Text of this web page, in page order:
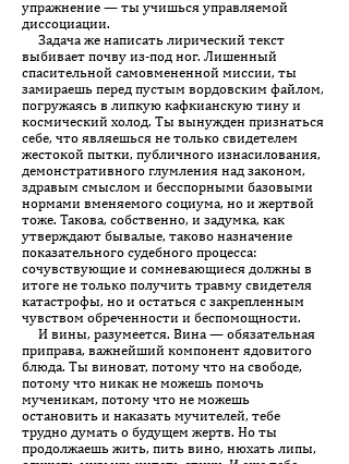
упражнение — ты учишься управляемой
диссоциации.
Задача же написать лирический текст
выбивает почву из-под ног. Лишенный
спасительной самовмененной миссии, ты
замираешь перед пустым вордовским файлом,
погружаясь в липкую кафкианскую тину и
космический холод. Ты вынужден признаться
себе, что являешься не только свидетелем
жестокой пытки, публичного изнасилования,
демонстративного глумления над законом,
здравым смыслом и бесспорными базовыми
нормами вменяемого социума, но и жертвой
тоже. Такова, собственно, и задумка, как
утверждают бывалые, таково назначение
показательного судебного процесса:
сочувствующие и сомневающиеся должны в
итоге не только получить травму свидетеля
катастрофы, но и остаться с закрепленным
чувством обреченности и беспомощности.
И вины, разумеется. Вина — обязательная
приправа, важнейший компонент ядовитого
блюда. Ты виноват, потому что на свободе,
потому что никак не можешь помочь
мученикам, потому что не можешь
остановить и наказать мучителей, тебе
трудно думать о будущем жертв. Но ты
продолжаешь жить, пить вино, нюхать липы,